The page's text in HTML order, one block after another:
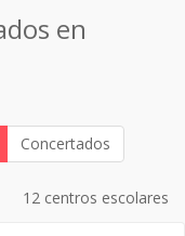
en
Concertados
12 centros escolares